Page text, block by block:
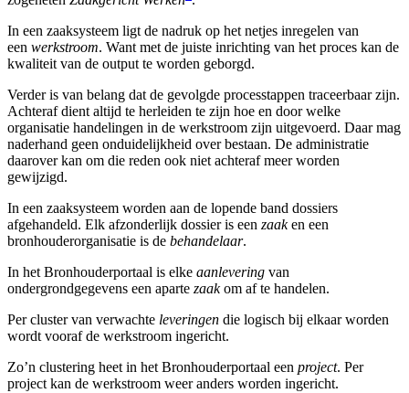
In een zaaksysteem ligt de nadruk op het netjes inregelen van
een werkstroom. Want met de juiste inrichting van het proces kan de
kwaliteit van de output te worden geborgd.
Verder is van belang dat de gevolgde processtappen traceerbaar zijn.
Achteraf dient altijd te herleiden te zijn hoe en door welke
organisatie handelingen in de werkstroom zijn uitgevoerd. Daar mag
naderhand geen onduidelijkheid over bestaan. De administratie
daarover kan om die reden ook niet achteraf meer worden
gewijzigd.
In een zaaksysteem worden aan de lopende band dossiers
afgehandeld. Elk afzonderlijk dossier is een zaaken een
bronhouderorganisatie is de behandelaar.
In het Bronhouderportaal is elke aanlevering van
ondergrondgegevens een aparte zaakom af te handelen.
Per cluster van verwachte leveringen die logisch bij elkaar worden
wordt vooraf de werkstroom ingericht.
Zo’n clustering heet in het Bronhouderportaal een project. Per
project kan de werkstroom weer anders worden ingericht.